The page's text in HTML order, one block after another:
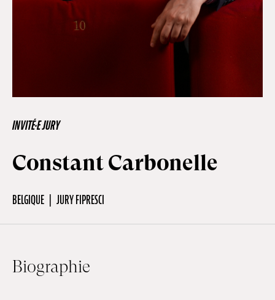
Jeune Public
Scolaire
Presse / Pro
FR
INVITÉ·E JURY
Constant Carbonelle
BELGIQUE JURY FIPRESCI
Biographie